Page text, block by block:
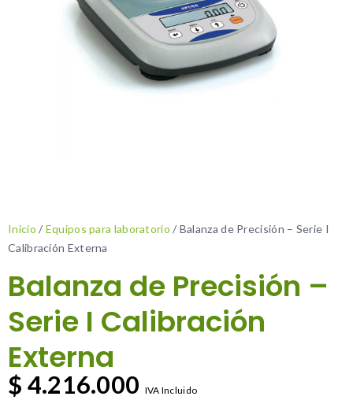
Inicio / Equipos para laboratorio / Balanza de Precisión – Serie I
Calibración Externa
Balanza de Precisión –
Serie I Calibración
Externa
$ 4.216.000 IVA Incluido